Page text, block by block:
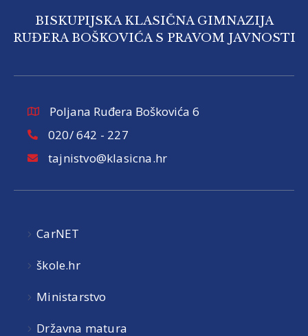
BISKUPIJSKA KLASIČNA GIMNAZIJA
RUĐERA BOŠKOVIĆA S PRAVOM JAVNOSTI
Poljana Ruđera Boškovića 6
020/ 642 - 227
tajnistvo@klasicna.hr
CarNET
škole.hr
Ministarstvo
Državna matura